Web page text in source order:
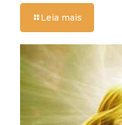
Leia mais